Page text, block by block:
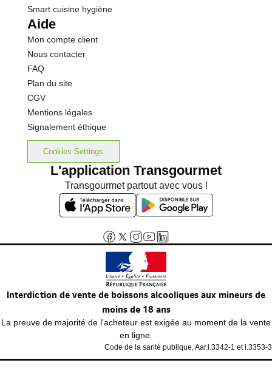
Smart cuisine hygiène
Aide
Mon compte client
Nous contacter
FAQ
Plan du site
CGV
Mentions légales
Signalement éthique
Cookies Settings
L'application Transgourmet
Transgourmet partout avec vous !
Interdiction de vente de boissons alcooliques aux mineurs de
moins de 18 ans
La preuve de majorité de l'acheteur est exigée au moment de la vente
en ligne.
Code de la santé publique, Aar.l.3342-1 et l.3353-3